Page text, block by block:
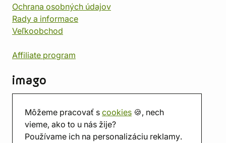
Môžeme pracovať s cookies 🍪, nech
vieme, ako to u nás žije?
Používame ich na personalizáciu reklamy.
Ochrana osobných údajov
Rady a informace
Veľkoobchod
Affiliate program
imago
Predajňa
Herňa
O nás